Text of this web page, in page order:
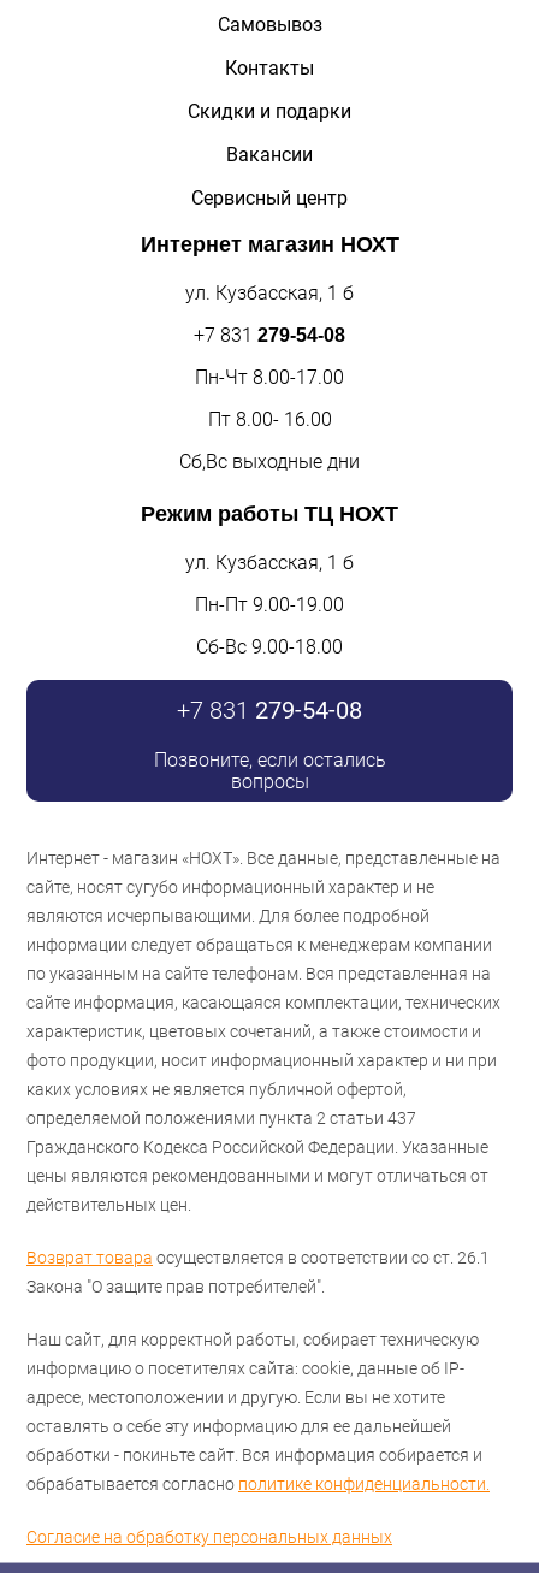
Самовывоз
Контакты
Скидки и подарки
Вакансии
Сервисный центр
Интернет магазин НОХТ
ул. Кузбасская, 1 б
+7 831 279-54-08
Пн-Чт 8.00-17.00
Пт 8.00- 16.00
Сб,Вс выходные дни
Режим работы ТЦ НОХТ
ул. Кузбасская, 1 б
Пн-Пт 9.00-19.00
Сб-Вс 9.00-18.00
+7 831 279-54-08
Позвоните, если остались
вопросы
Интернет - магазин «НОХТ». Все данные, представленные на
сайте, носят сугубо информационный характер и не
являются исчерпывающими. Для более подробной
информации следует обращаться к менеджерам компании
по указанным на сайте телефонам. Вся представленная на
сайте информация, касающаяся комплектации, технических
характеристик, цветовых сочетаний, а также стоимости и
фото продукции, носит информационный характер и ни при
каких условиях не является публичной офертой,
определяемой положениями пункта 2 статьи 437
Гражданского Кодекса Российской Федерации. Указанные
цены являются рекомендованными и могут отличаться от
действительных цен.
Возврат товара осуществляется в соответствии со ст. 26.1
Закона "О защите прав потребителей".
Наш сайт, для корректной работы, собирает техническую
информацию о посетителях сайта: cookie, данные об IP-
адресе, местоположении и другую. Если вы не хотите
оставлять о себе эту информацию для ее дальнейшей
обработки - покиньте сайт. Вся информация собирается и
обрабатывается согласно политике конфиденциальности.
Согласие на обработку персональных данных